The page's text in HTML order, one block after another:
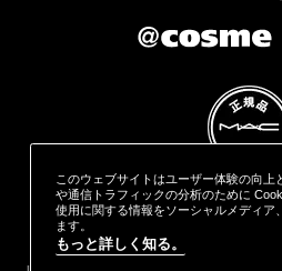
プライバシー ポリシー
オンラインショッピングご利用規約
カウンタープライバシ
このウェブサイトはユーザー体験の向上
や通信トラフィックの分析のために
使用に関する情報をソーシャルメディア
ます。
もっと詳しく知る。